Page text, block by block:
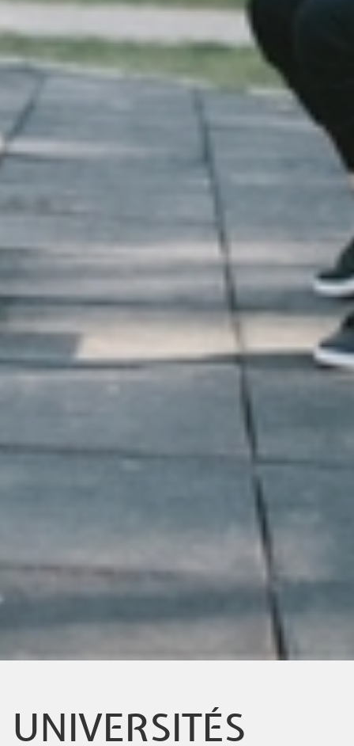
UNIVERSITÉS